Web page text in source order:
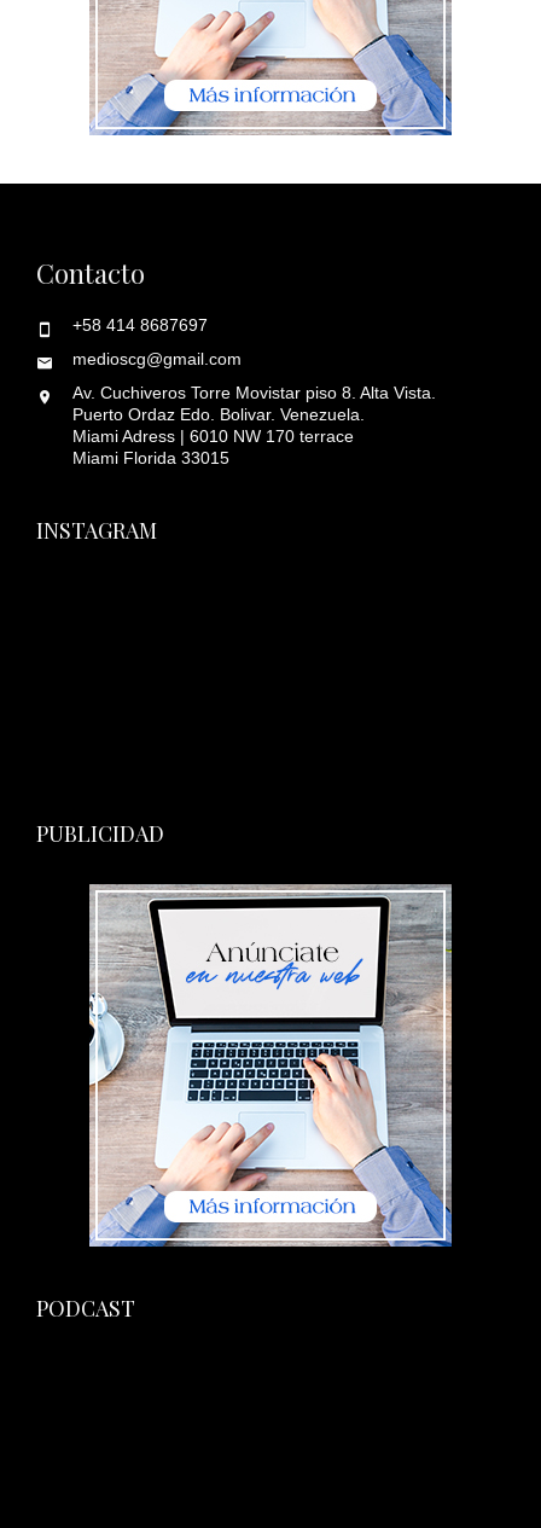
Contacto
+58 414 8687697
medioscg@gmail.com
Av. Cuchiveros Torre Movistar piso 8. Alta Vista.
Puerto Ordaz Edo. Bolivar. Venezuela.
Miami Adress | 6010 NW 170 terrace
Miami Florida 33015
INSTAGRAM
PUBLICIDAD
PODCAST